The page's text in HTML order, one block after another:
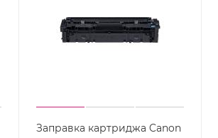
Заправка картриджа Canon